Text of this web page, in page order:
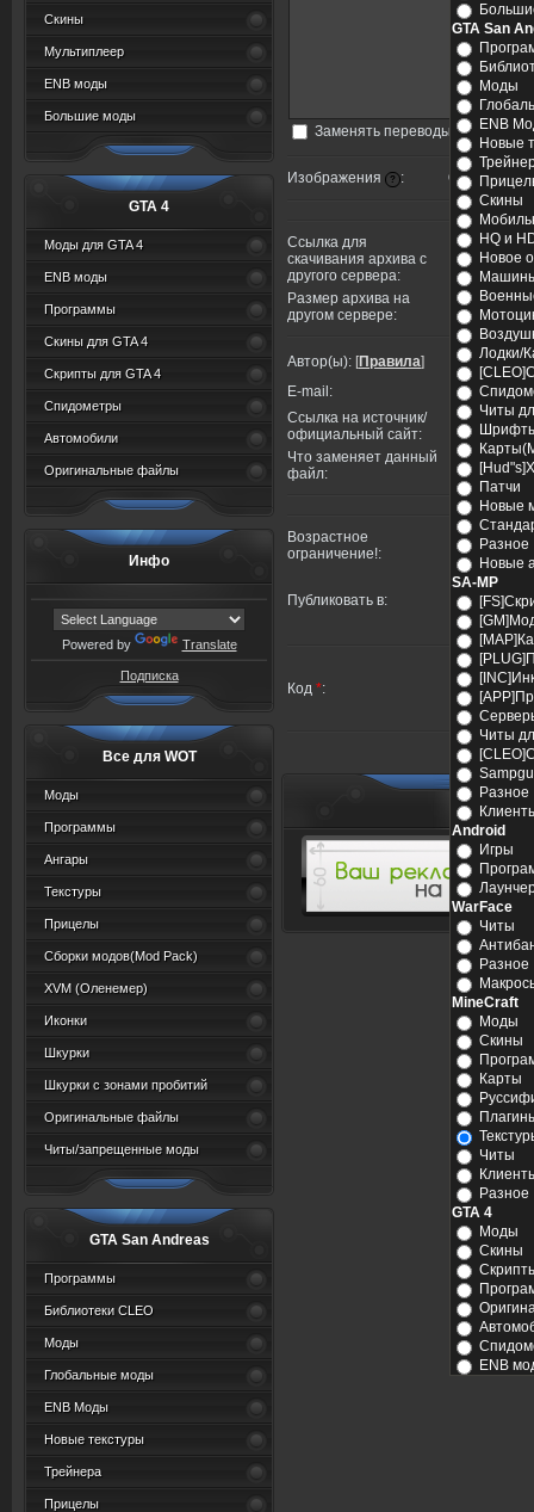
Скины
Мультиплеер
ENB моды
Большие моды
GTA 4
Моды для GTA 4
ENB моды
Программы
Скины для GTA 4
Скрипты для GTA 4
Спидометры
Автомобили
Оригинальные файлы
Инфо
Powered by Translate
Подписка
Все для WOT
Моды
Программы
Ангары
Текстуры
Прицелы
Сборки модов(Mod Pack)
XVM (Oленемер)
Иконки
Шкурки
Шкурки с зонами пробитий
Оригинальные файлы
Читы/запрещенные моды
GTA San Andreas
Программы
Библиотеки CLEO
Моды
Глобальные моды
ENB Моды
Новые текстуры
Трейнера
Прицелы
GTA San
Моды
ENB
Новые
Скины
HQ и
Новое
Лодки/
Читы
Патчи
Новые
Разное
Новые
SA-MP
Читы
Разное
Android
Игры
WarFace
Читы
Разное
MineCraft
Моды
Скины
Карты
Читы
Разное
GTA 4
Моды
Скины
ENB
Заменять переводы строк
Изображения ? :
Ссылка для
скачивания архива с
другого сервера:
Размер архива на
другом сервере:
Автор(ы): [Правила]
E-mail:
Ссылка на источник/
официальный сайт:
Что заменяет данный
файл:
Возрастное
ограничение!:
Публиковать в:
Код *: